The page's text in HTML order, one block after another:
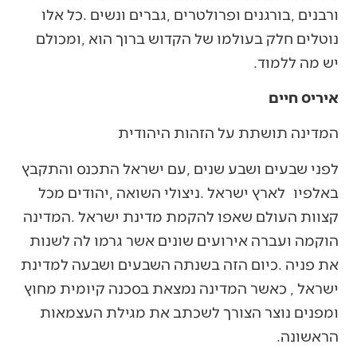
‬יש‭ ‬מה‭ ‬ללמוד‭.‬
איריס חיים
המדינה‭ ‬תושתת‭ ‬על‭ ‬הזהות‭ ‬היהודית
‬באלפיו‭ ‬לארץ‭ ‬ישראל‭. ‬ניצולי‭ ‬השואה‭, ‬יהודים‭ ‬מכל‭
‬הראשונה‭.‬